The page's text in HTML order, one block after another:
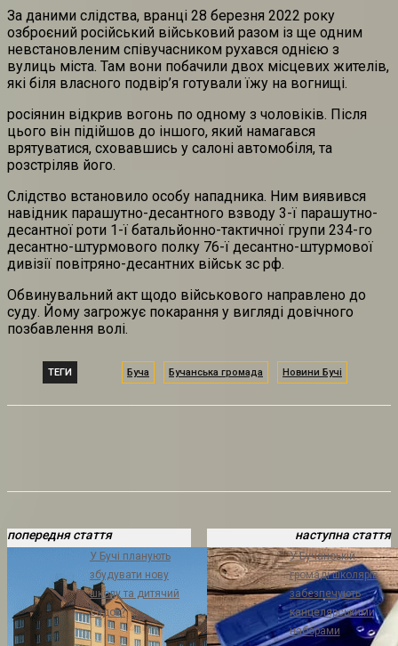
За даними слідства, вранці 28 березня 2022 року
озброєний російський військовий разом із ще одним
невстановленим співучасником рухався однією з
вулиць міста. Там вони побачили двох місцевих жителів,
які біля власного подвір’я готували їжу на вогнищі.
росіянин відкрив вогонь по одному з чоловіків. Після
цього він підійшов до іншого, який намагався
врятуватися, сховавшись у салоні автомобіля, та
розстріляв його.
Слідство встановило особу нападника. Ним виявився
навідник парашутно-десантного взводу 3-ї парашутно-
десантної роти 1-ї батальйонно-тактичної групи 234-го
десантно-штурмового полку 76-ї десантно-штурмової
дивізії повітряно-десантних військ зс рф.
Обвинувальний акт щодо військового направлено до
суду. Йому загрожує покарання у вигляді довічного
позбавлення волі.
ТЕГИ Буча Бучанська громада Новини Бучі
попередня стаття
У Бучі планують
збудувати нову
школу та дитячий
садок?
наступна стаття
У Бучанській
громаді школярів
забезпечують
канцелярськими
наборами